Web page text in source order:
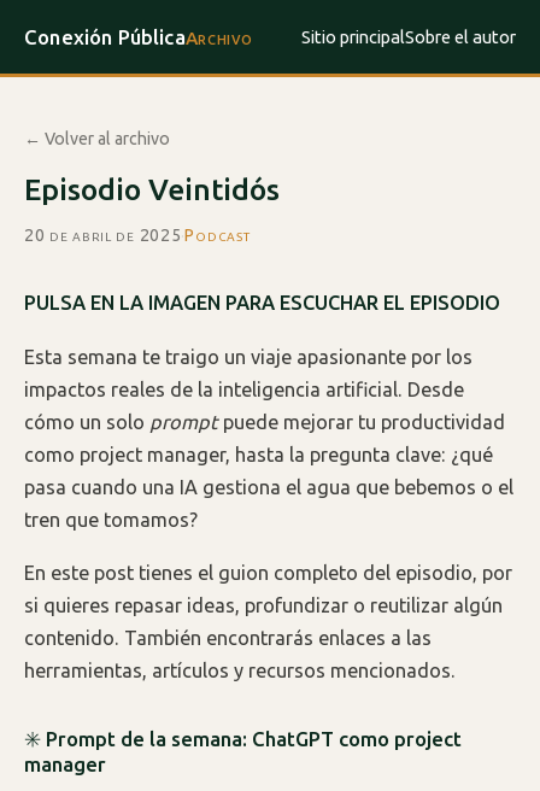
Conexión PúblicaArchivo Sitio principalSobre el autor
← Volver al archivo
Episodio Veintidós
20 de abril de 2025·Podcast
PULSA EN LA IMAGEN PARA ESCUCHAR EL EPISODIO
Esta semana te traigo un viaje apasionante por los
impactos reales de la inteligencia artificial. Desde
cómo un solo promptpuede mejorar tu productividad
como project manager, hasta la pregunta clave: ¿qué
pasa cuando una IA gestiona el agua que bebemos o el
tren que tomamos?
En este post tienes el guion completo del episodio, por
si quieres repasar ideas, profundizar o reutilizar algún
contenido. También encontrarás enlaces a las
herramientas, artículos y recursos mencionados.
✳️ Prompt de la semana: ChatGPT como project
manager